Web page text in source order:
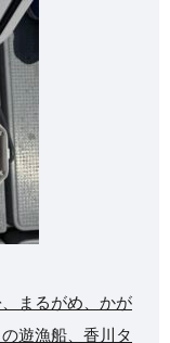
まるがめ、かが
遊漁船、香川タ